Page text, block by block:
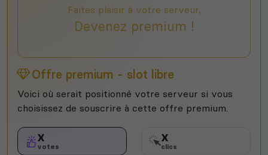
Faites plaisir à votre serveur,
Devenez premium !
Offre premium - slot libre
Voici où serait positionné votre serveur si vous
choisissez de souscrire à cette offre premium.
X
votes
X
clics